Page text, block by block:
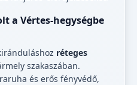
a Vértes-hegységbe
réteges
szakaszában.
és erős fényvédő,